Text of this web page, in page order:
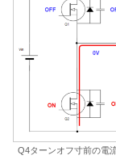
Q4ターンオフ寸前の電